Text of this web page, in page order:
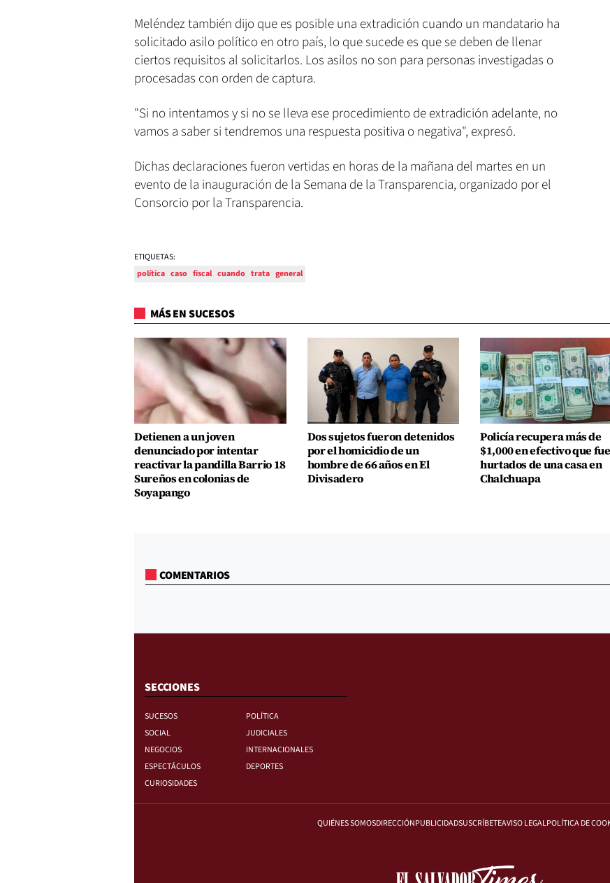
Meléndez también dijo que es posible una extradición cuando un mandatario ha
solicitado asilo político en otro país, lo que sucede es que se deben de llenar
ciertos requisitos al solicitarlos. Los asilos no son para personas investigadas o
procesadas con orden de captura.
"Si no intentamos y si no se lleva ese procedimiento de extradición adelante, no
vamos a saber si tendremos una respuesta positiva o negativa", expresó.
Dichas declaraciones fueron vertidas en horas de la mañana del martes en un
evento de la inauguración de la Semana de la Transparencia, organizado por el
Consorcio por la Transparencia.
ETIQUETAS:
política caso fiscal cuando trata general
MÁS EN SUCESOS
Detienen a un joven
denunciado por intentar
reactivar la pandilla Barrio 18
Sureños en colonias de
Soyapango
Dos sujetos fueron detenidos
por el homicidio de un
hombre de 66 años en El
Divisadero
Policía recupera más de
$1,000 en efectivo que
hurtados de una casa en
Chalchuapa
COMENTARIOS
SECCIONES
SUCESOS
POLÍTICA
SOCIAL
JUDICIALES
NEGOCIOS
INTERNACIONALES
ESPECTÁCULOS
DEPORTES
CURIOSIDADES
QUIÉNES SOMOSDIRECCIÓNPUBLICIDADSUSCRÍBETEAVISO LEGALPOLÍTICA DE